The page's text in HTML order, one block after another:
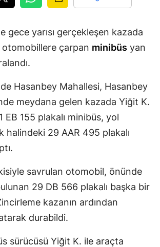
Gaziantep
Giresun
Gümüşhane
Hatay
Isparta
Mersin
İzmir
Kastamonu
Kayseri
gece yarısı gerçekleşen kazada
çarpan minibüs yan
Hasanbey Mahallesi, Hasanbey
meydana gelen kazada Yiğit K.
EB 155 plakalı minibüs, yol
halindeki 29 AAR 495 plakalı
savrulan otomobil, önünde
29 DB 566 plakalı başka bir
kazanın ardından
durabildi.
sürücüsü Yiğit K. ile araçta